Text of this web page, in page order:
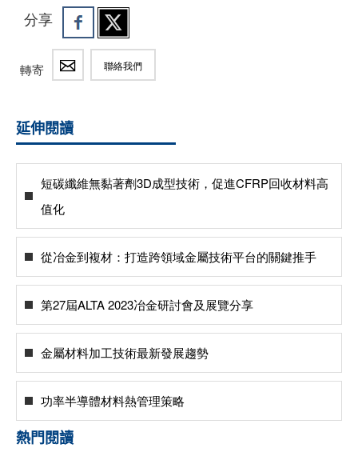
分享
轉寄 聯絡我們
延伸閱讀
短碳纖維無黏著劑3D成型技術，促進CFRP回收材料高
值化
從冶金到複材：打造跨領域金屬技術平台的關鍵推手
第27屆ALTA 2023冶金研討會及展覽分享
金屬材料加工技術最新發展趨勢
功率半導體材料熱管理策略
熱門閱讀